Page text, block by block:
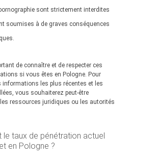
sont strictement interdites
soumises à de graves conséquences
de connaître et de respecter ces
si vous êtes en Pologne. Pour
informations les plus récentes et les
vous souhaiterez peut-être
ressources juridiques ou les autorités
le taux de pénétration actuel
en Pologne ?